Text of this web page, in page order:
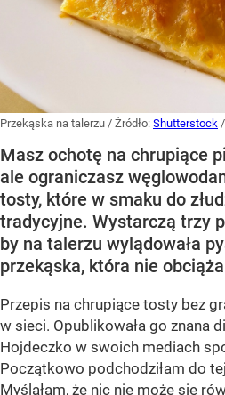
Przekąska na talerzu / Źródło: Shutterstock /
Masz ochotę na chrupiące
ale ograniczasz
tosty, które w smaku do
tradycyjne. Wystarczą trzy
by na talerzu wylądowała
przekąska, która nie obciąża
Przepis na chrupiące tosty bez
w sieci. Opublikowała go znana
Hojdeczko w swoich mediach
Początkowo podchodziłam do
Myślałam, że nic nie może się